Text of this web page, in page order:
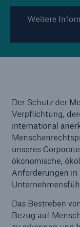
Weitere
Der Schutz der
Verpflichtung,
international
unseres
ökonomische,
Anforderungen in
Das Bestreben
Bezug auf
Reinsurance
Marine Trend